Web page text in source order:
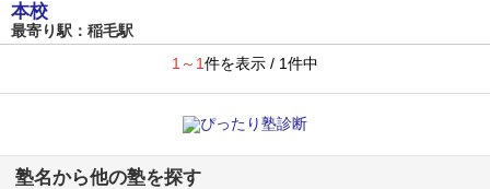
本校
最寄り駅：稲毛駅
1～1件を表示 / 1件中
塾名から他の塾を探す